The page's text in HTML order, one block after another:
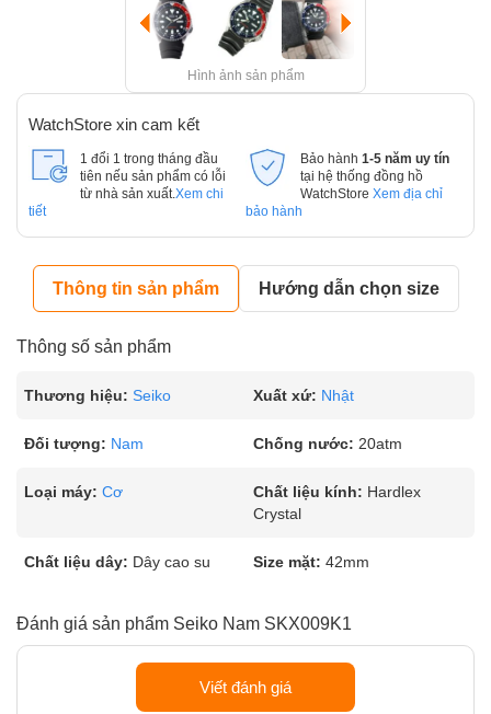
Hình ảnh sản phẩm
WatchStore xin cam kết
1 đổi 1 trong tháng đầu
tiên nếu sản phẩm có lỗi
từ nhà sản xuất. Xem chi
tiết
Bảo hành 1-5 năm uy tín
tại hệ thống đồng hồ
WatchStore Xem địa chỉ
bảo hành
Thông tin sản phẩm Hướng dẫn chọn size
Thông số sản phẩm
Thương hiệu: Seiko Xuất xứ: Nhật
Đối tượng: Nam Chống nước: 20atm
Loại máy: Cơ Chất liệu kính: Hardlex
Crystal
Chất liệu dây: Dây cao su Size mặt: 42mm
Đánh giá sản phẩm Seiko Nam SKX009K1
Viết đánh giá